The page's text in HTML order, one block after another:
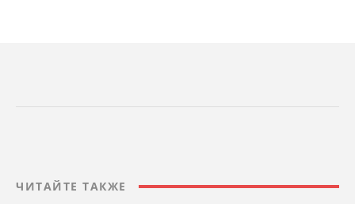
ЧИТАЙТЕ ТАКЖЕ